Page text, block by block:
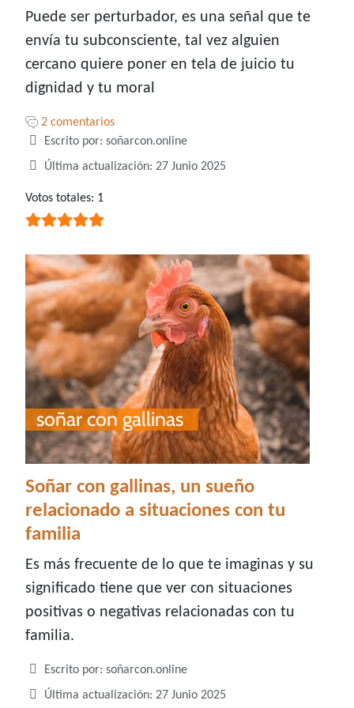
Puede ser perturbador, es una señal que te
envía tu subconsciente, tal vez alguien
cercano quiere poner en tela de juicio tu
dignidad y tu moral
2 comentarios
Detalles
Escrito por: soñarcon.online
Última actualización: 27 Junio 2025
Ratio:5/5
Votos totales: 1
Soñar con gallinas, un sueño
relacionado a situaciones con tu
familia
Es más frecuente de lo que te imaginas y su
significado tiene que ver con situaciones
positivas o negativas relacionadas con tu
familia.
Detalles
Escrito por: soñarcon.online
Última actualización: 27 Junio 2025